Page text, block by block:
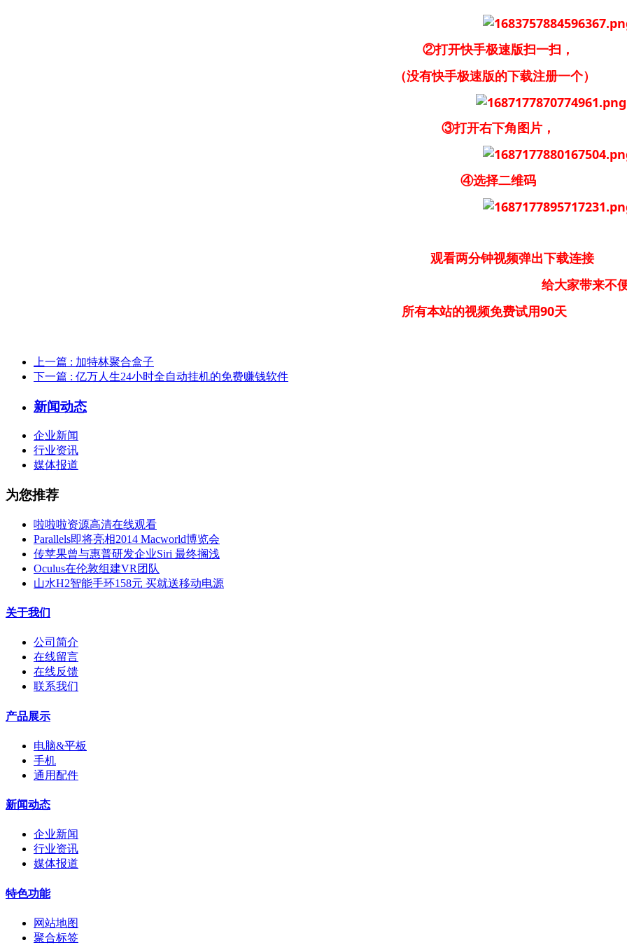
②打开快手极速版扫一扫，
（没有快手极速版的下载注册一个）
③打开右下角图片，
④选择二维码
观看两分钟视频弹出下载连接
给大家带来不便请大家
所有本站的视频免费试用90天
上一篇 : 加特林聚合盒子
下一篇 : 亿万人生24小时全自动挂机的免费赚钱软件
新闻动态
企业新闻
行业资讯
媒体报道
为您推荐
啦啦啦资源高清在线观看
Parallels即将亮相2014 Macworld博览会
传苹果曾与惠普研发企业Siri 最终搁浅
Oculus在伦敦组建VR团队
山水H2智能手环158元 买就送移动电源
关于我们
公司简介
在线留言
在线反馈
联系我们
产品展示
电脑&平板
手机
通用配件
新闻动态
企业新闻
行业资讯
媒体报道
特色功能
网站地图
聚合标签